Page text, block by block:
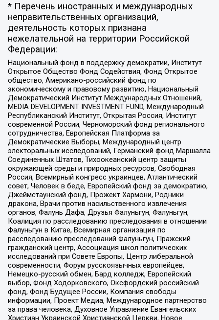
* Перечень иностранных и международных
неправительственных организаций,
деятельность которых признана
нежелательной на территории Российской
Федерации:
Национальный фонд в поддержку демократии, Институт
Открытое Общество Фонд Содействия, Фонд Открытое
общество, Американо-российский фонд по
экономическому и правовому развитию, Национальный
Демократический Институт Международных Отношений,
MEDIA DEVELOPMENT INVESTMENT FUND, Международный
Республиканский Институт, Открытая Россия, Институт
современной России, Черноморский фонд регионального
сотрудничества, Европейская Платформа за
Демократические Выборы, Международный центр
электоральных исследований, Германский фонд Маршалла
Соединенных Штатов, Тихоокеанский центр защиты
окружающей среды и природных ресурсов, Свободная
Россия, Всемирный конгресс украинцев, Атлантический
совет, Человек в беде, Европейский фонд за демократию,
Джеймстаунский фонд, Прожект Хармони, Родники
дракона, Врачи против насильственного извлечения
органов, Фалунь Дафа, Друзья Фалуньгун, Фалуньгун,
Коалиция по расследованию преследования в отношении
Фалуньгун в Китае, Всемирная организация по
расследованию преследований Фалуньгун, Пражский
гражданский центр, Ассоциация школ политических
исследований при Совете Европы, Центр либеральной
современности, Форум русскоязычных европейцев,
Немецко-русский обмен, Бард колледж, Европейский
выбор, Фонд Ходорковского, Оксфордский российский
фонд, Фонд Будущее России, Компания свободы
информации, Проект Медиа, Международное партнерство
за права человека, Духовное Управление Евангельских
Христиан Украинской Христианской Церкви, Новое